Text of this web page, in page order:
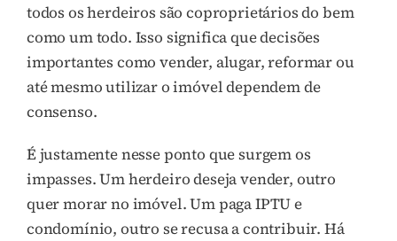
todos os herdeiros são coproprietários do bem
como um todo. Isso significa que decisões
importantes como vender, alugar, reformar ou
até mesmo utilizar o imóvel dependem de
consenso.
É justamente nesse ponto que surgem os
impasses. Um herdeiro deseja vender, outro
quer morar no imóvel. Um paga IPTU e
condomínio, outro se recusa a contribuir. Há